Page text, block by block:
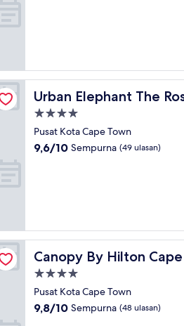
Urban Elephant The
Urban Elephant The Rose
Properti
bintang
4.0
Pusat Kota Cape Town
9.6
9,6/10 Sempurna (49 ulasan)
Canopy By Hilton
Canopy By Hilton Cape
Properti
bintang
4.0
Pusat Kota Cape Town
9.8
9,8/10 Sempurna (48 ulasan)